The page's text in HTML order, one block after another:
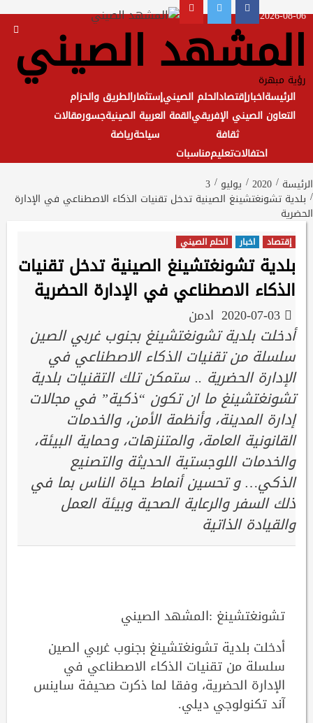
to
2026-08-06
Facebook
Twitter
Youtube
المشهد الصيني
رؤية مبهرة
الرئيسةاخبارإقتصادالحلم الصينيإستثمارالطريق والحزام
التعاون الصيني الإفريقيالقمة العربية الصينيةجسورمقالات
ثقافة
احتفالاتتعليممناسبات
سياحةرياضة
الرئيسة 2020 يوليو 3
بلدية تشونغتشينغ الصينية تدخل تقنيات الذكاء الاصطناعي في الإدارة
الحضرية
إقتصاد اخبار الحلم الصيني
بلدية تشونغتشينغ الصينية تدخل تقنيات
الذكاء الاصطناعي في الإدارة الحضرية
ادمن
أدخلت بلدية تشونغتشينغ بجنوب غربي الصين
سلسلة من تقنيات الذكاء الاصطناعي في
الإدارة الحضرية .. ستمكن تلك التقنيات بلدية
تشونغتشينغ ما ان تكون “ذكية” في مجالات
إدارة المدينة، وأنظمة الأمن، والخدمات
القانونية العامة، والمتنزهات، وحماية البيئة،
والخدمات اللوجستية الحديثة والتصنيع
الذكي… و تحسين أنماط حياة الناس بما في
ذلك السفر والرعاية الصحية وبيئة العمل
والقيادة الذاتية
تشونغتشينغ :المشهد الصيني
أدخلت بلدية تشونغتشينغ بجنوب غربي الصين
سلسلة من تقنيات الذكاء الاصطناعي في
الإدارة الحضرية، وفقا لما ذكرت صحيفة ساينس
آند تكنولوجي ديلي.